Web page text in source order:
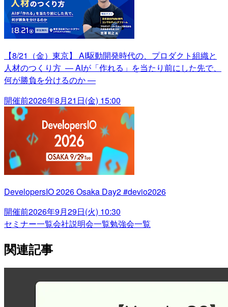
【8/21（金）東京】 AI駆動開発時代の、プロダクト組織と
人材のつくり方 ― AIが「作れる」を当たり前にした先で、
何が勝負を分けるのか ―
開催前2026年8月21日(金) 15:00
DevelopersIO 2026 Osaka Day2 #devio2026
開催前2026年9月29日(火) 10:30
セミナー一覧会社説明会一覧勉強会一覧
関連記事